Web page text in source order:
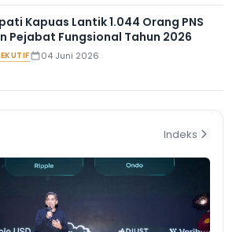
Kapuas Lantik 1.044 Orang PNS
Pejabat Fungsional Tahun 2026
04 Juni 2026
Indeks